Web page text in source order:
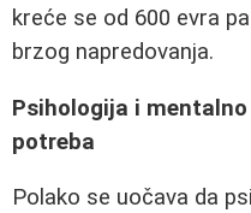
kreće se od 600 evra
brzog napredovanja.
Psihologija i
potreba
Polako se uočava da